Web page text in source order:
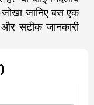
जानिए बस एक
सटीक जानकारी
)